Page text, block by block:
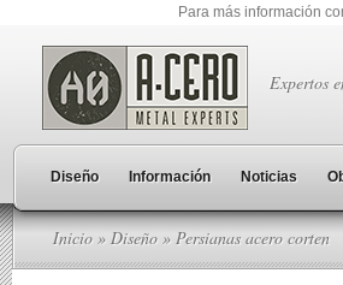
Para más información
Expertos
Diseño Información Noticias
Inicio » Diseño » Persianas acero corten